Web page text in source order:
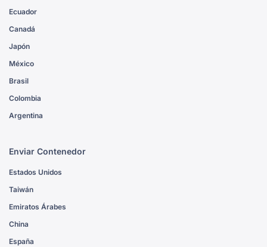
Ecuador
Canadá
Japón
México
Brasil
Colombia
Argentina
Enviar Contenedor
Estados Unidos
Taiwán
Emiratos Árabes
China
España